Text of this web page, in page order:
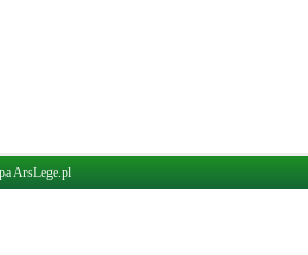
ArsLege.pl